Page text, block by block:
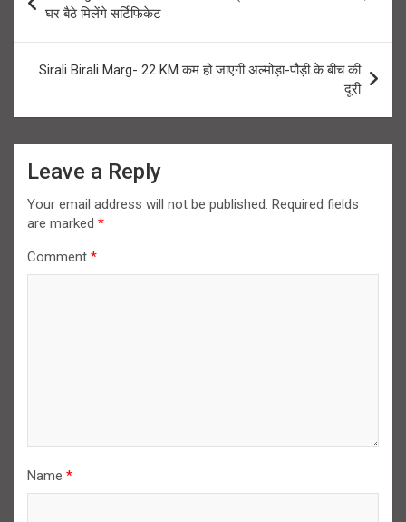
navigation
घर बैठे मिलेंगे सर्टिफिकेट
Sirali Birali Marg- 22 KM कम हो जाएगी अल्मोड़ा-पौड़ी के बीच की
दूरी
Leave a Reply
Your email address will not be published. Required fields
are marked *
Comment *
Name *